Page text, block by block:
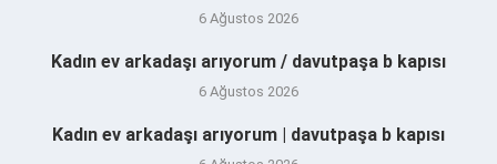
6 Ağustos 2026
Kadın ev arkadaşı arıyorum / davutpaşa b kapısı
6 Ağustos 2026
Kadın ev arkadaşı arıyorum | davutpaşa b kapısı